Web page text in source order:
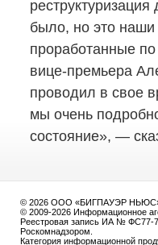
было, но это
проработанные
вице-премьера
проводил в свое
мы очень
состояние», —
© 2026 ООО «БИГПАУЭР
© 2009-2026 Информационное
Реестровая запись ИА № ФС77-
Роскомнадзором.
Категория информационной